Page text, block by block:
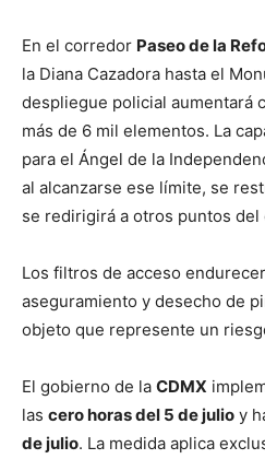
En el corredor Paseo de la
la Diana Cazadora hasta el
despliegue policial aumentará
más de 6 mil elementos. La
para el Ángel de la
al alcanzarse ese límite, se
se redirigirá a otros puntos del
Los filtros de acceso
aseguramiento y desecho de
objeto que represente un
El gobierno de la CDMX
las cero horas del 5 de julio y
de julio. La medida aplica